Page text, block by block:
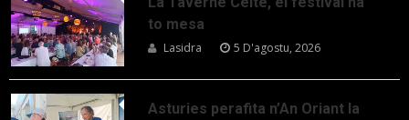
to mesa
Lasidra 5 D'agostu, 2026
Asturies perafita n’An Oriant la